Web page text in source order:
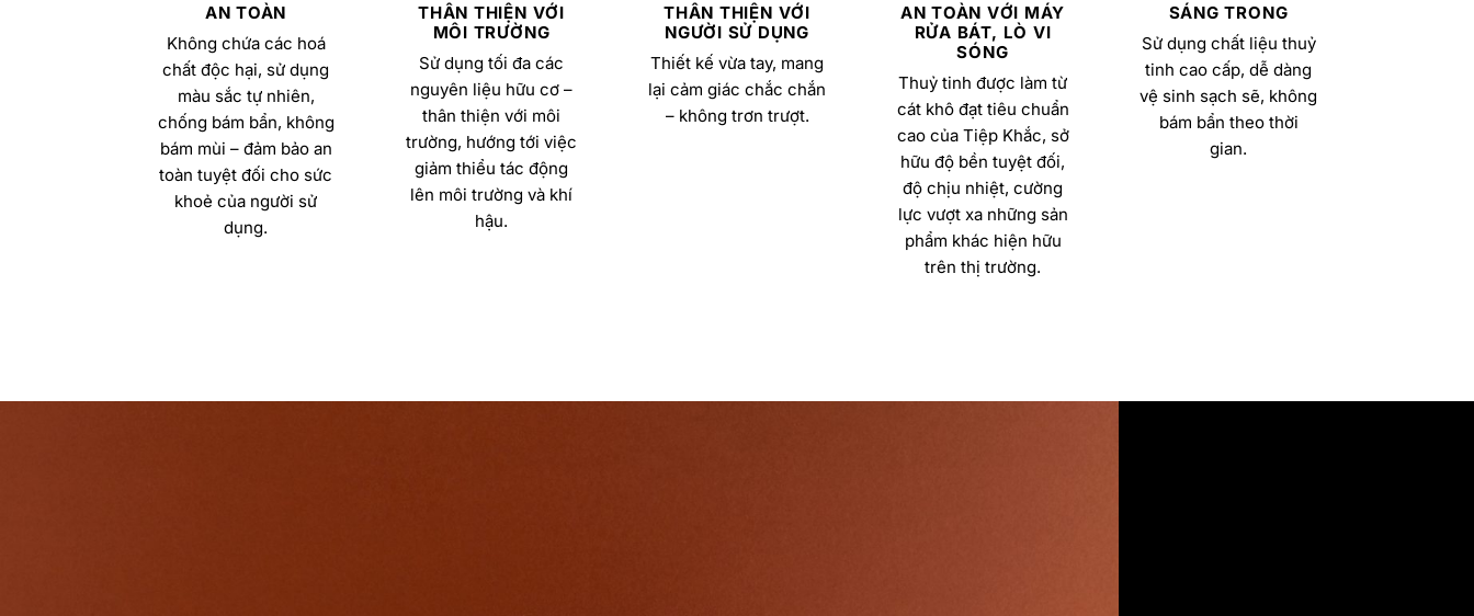
AN TOÀN
Không chứa các hoá
chất độc hại, sử dụng
màu sắc tự nhiên,
chống bám bẩn, không
bám mùi – đảm bảo an
toàn tuyệt đối cho sức
khoẻ của người sử
dụng.
THÂN THIỆN VỚI
MÔI TRƯỜNG
Sử dụng tối đa các
nguyên liệu hữu cơ –
thân thiện với môi
trường, hướng tới việc
giảm thiểu tác động
lên môi trường và khí
hậu.
THÂN THIỆN VỚI
NGƯỜI SỬ DỤNG
Thiết kế vừa tay, mang
lại cảm giác chắc chắn
– không trơn trượt.
AN TOÀN VỚI MÁY
RỬA BÁT, LÒ VI
SÓNG
Thuỷ tinh được làm từ
cát khô đạt tiêu chuẩn
cao của Tiệp Khắc, sở
hữu độ bền tuyệt đối,
độ chịu nhiệt, cường
lực vượt xa những sản
phẩm khác hiện hữu
trên thị trường.
SÁNG TRONG
Sử dụng chất liệu thuỷ
tinh cao cấp, dễ dàng
vệ sinh sạch sẽ, không
bám bẩn theo thời
gian.